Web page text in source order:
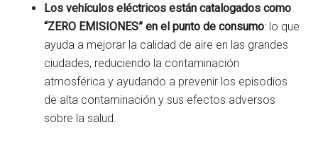
Los vehículos eléctricos están catalogados como
“ZERO EMISIONES” en el punto de consumo: lo que
ayuda a mejorar la calidad de aire en las grandes
ciudades, reduciendo la contaminación
atmosférica y ayudando a prevenir los episodios
de alta contaminación y sus efectos adversos
sobre la salud.